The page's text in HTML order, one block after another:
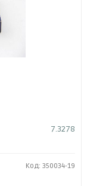
7.3278
Код: 350034-19